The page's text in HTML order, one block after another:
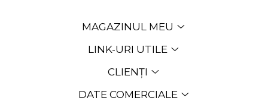
MAGAZINUL MEU
LINK-URI UTILE
CLIENȚI
DATE COMERCIALE